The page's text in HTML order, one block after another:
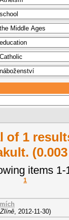
of 1
items 1-
1
2012-11-30)